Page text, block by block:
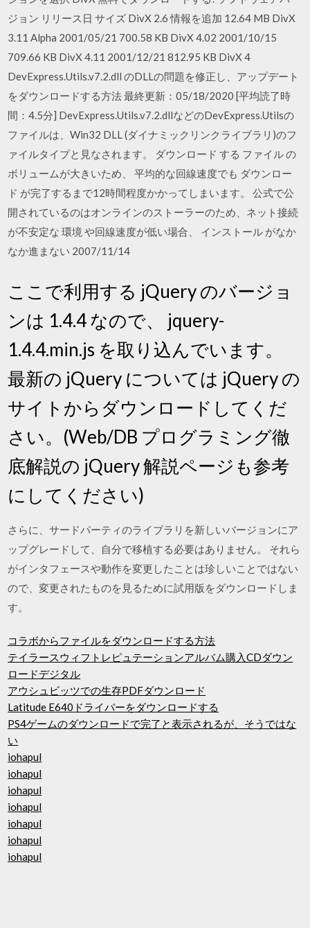
ジョン リリース日 サイズ DivX 2.6 情報を追加 12.64 MB DivX
3.11 Alpha 2001/05/21 700.58 KB DivX 4.02 2001/10/15
709.66 KB DivX 4.11 2001/12/21 812.95 KB DivX 4
DevExpress.Utils.v7.2.dll のDLLの問題を修正し、アップデート
をダウンロードする方法 最終更新：05/18/2020 [平均読了時
間：4.5分] DevExpress.Utils.v7.2.dllなどのDevExpress.Utilsの
ファイルは、Win32 DLL (ダイナミックリンクライブラリ)のフ
ァイルタイプと見なされます。 ダウンロード する ファイル の
ボリュームが大きいため、 平均的な回線速度でも ダウンロー
ド が完了するまで12時間程度かかってしまいます。 公式で公
開されているのはオンラインのストーラーのため、ネット接続
が不安定な 環境 や回線速度が低い場合、 インストール がなか
なか進まない 2007/11/14
ここで利用する jQuery のバージョ
ンは 1.4.4 なので、 jquery-
1.4.4.min.js を取り込んでいます。
最新の jQuery については jQuery の
サイトからダウンロードしてくだ
さい。(Web/DB プログラミング徹
底解説の jQuery 解説ページも参考
にしてください)
さらに、サードパーティのライブラリを新しいバージョンにア
ップグレードして、自分で移植する必要はありません。 それら
がインタフェースや動作を変更したことは珍しいことではない
ので、変更されたものを見るために試用版をダウンロードしま
す。
コラボからファイルをダウンロードする方法
テイラースウィフトレピュテーションアルバム購入CDダウン
ロードデジタル
アウシュビッツでの生存PDFダウンロード
Latitude E640ドライバーをダウンロードする
PS4ゲームのダウンロードで完了と表示されるが、そうではな
い
iohapul
iohapul
iohapul
iohapul
iohapul
iohapul
iohapul